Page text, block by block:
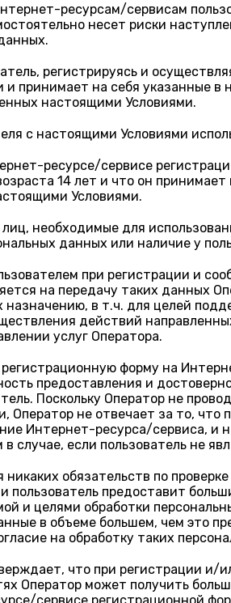
ресурсам/сервисам
несет риски
регистрируясь и
принимает на себя указанные
настоящими Условиями.
с настоящими Условиями
ресурсе/сервисе
14 лет и что он
Условиями.
необходимые для
данных или наличие у
при регистрации и
на передачу таких данных
назначению, в т.ч. для целей
действий
услуг Оператора.
форму на
предоставления и
Поскольку Оператор не
Оператор не отвечает за то,
Интернет-ресурса/сервиса,
случае, если пользователь не
обязательств по
пользователь предоставит
и целями обработки
в объеме большем, чем это
на обработку таких
что при регистрации
Оператор может получить